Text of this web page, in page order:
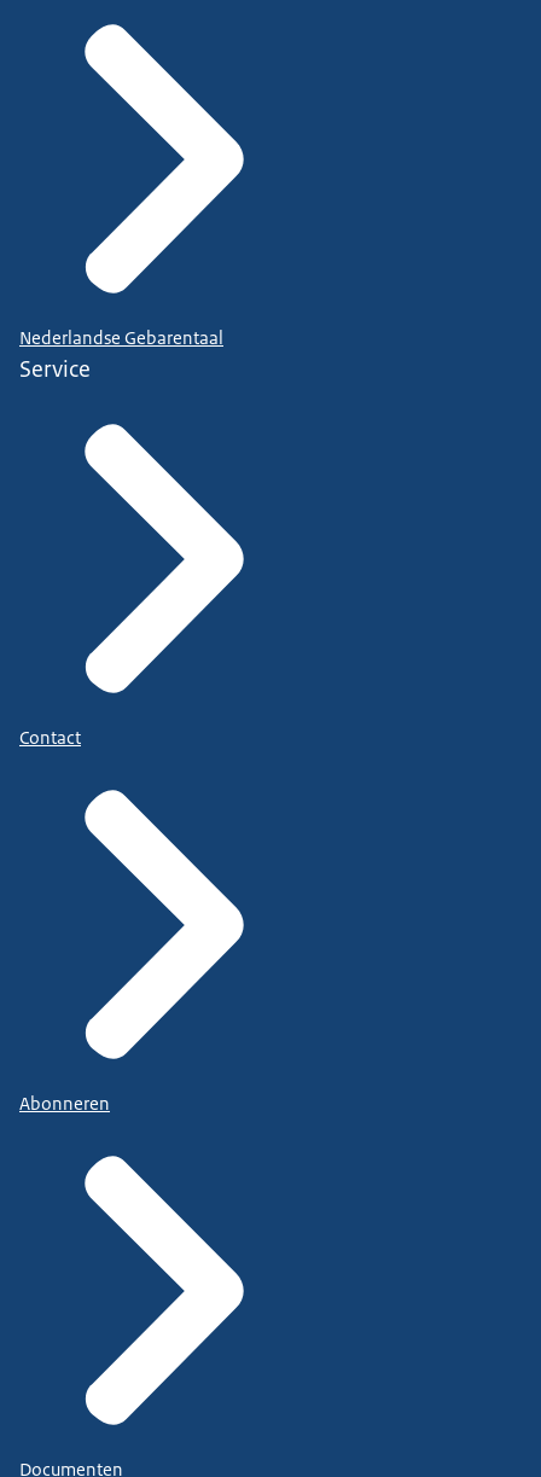
Nederlandse Gebarentaal
Service
Contact
Abonneren
Documenten